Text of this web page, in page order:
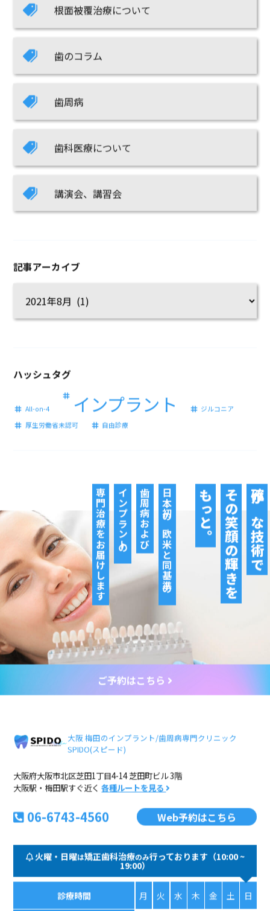
根面被覆治療について
歯のコラム
歯周病
歯科医療について
講演会、講習会
記事アーカイブ
ハッシュタグ
インプラント
厚生労働省未認可
自由診療
確かな技術で
その笑顔の輝きを
もっと。
日本初の欧米と同基準の
歯周病および
インプラントの
専門治療をお届けします
ご予約はこちら
大阪 梅田のインプラント/歯周病専門クリニック
SPIDO(スピード)
大阪府大阪市北区芝田1丁目4-14 芝田町ビル 3階
大阪駅・梅田駅すぐ近く各種ルートを見る
06-6743-4560 Web予約はこちら
火曜・日曜は 矯正歯科治療のみ 行っております（10:00 ~
19:00）
診療時間 月 火 水 木 金 土 日